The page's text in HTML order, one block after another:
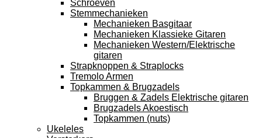
Schroeven
Stemmechanieken
Mechanieken Basgitaar
Mechanieken Klassieke Gitaren
Mechanieken Western/Elektrische
gitaren
Strapknoppen & Straplocks
Tremolo Armen
Topkammen & Brugzadels
Bruggen & Zadels Elektrische gitaren
Brugzadels Akoestisch
Topkammen (nuts)
Ukeleles